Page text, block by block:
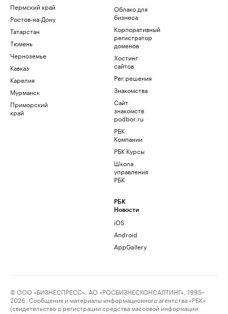
Пермский край
Ростов-на-Дону
Татарстан
Тюмень
Черноземье
Кавказ
Карелия
Мурманск
Приморский
край
Облако для
бизнеса
Корпоративный
регистратор
доменов
Хостинг
сайтов
Рег.решения
Знакомства
Сайт
знакомств
podbor.ru
РБК
Компании
РБК Курсы
Школа
управления
РБК
РБК
Новости
iOS
Android
AppGallery
© ООО «БИЗНЕСПРЕСС», АО «РОСБИЗНЕСКОНСАЛТИНГ», 1995–
2026. Сообщения и материалы информационного агентства «РБК»
(свидетельство о регистрации средства массовой информации